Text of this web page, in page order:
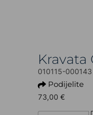
Kravata
010115-000143
Podijelite
73,00 €